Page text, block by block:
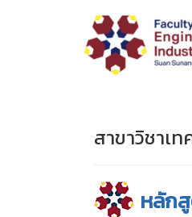
สาขาวิชาเ
หลัก